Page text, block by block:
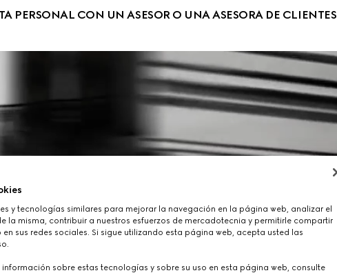
PERSONAL CON UN ASESOR O UNA ASESORA DE CLIENTES
y tecnologías similares para mejorar la navegación en la página web, analizar el
la misma, contribuir a nuestros esfuerzos de mercadotecnia y permitirle compartir
sus redes sociales. Si sigue utilizando esta página web, acepta usted las
información sobre estas tecnologías y sobre su uso en esta página web, consulte